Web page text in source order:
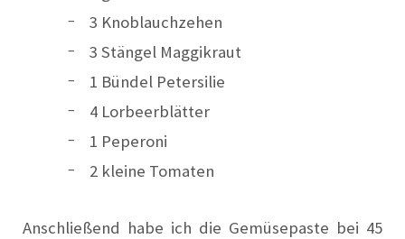
3 Knoblauchzehen
3 Stängel Maggikraut
1 Bündel Petersilie
4 Lorbeerblätter
1 Peperoni
2 kleine Tomaten
Anschließend habe ich die Gemüsepaste bei 45